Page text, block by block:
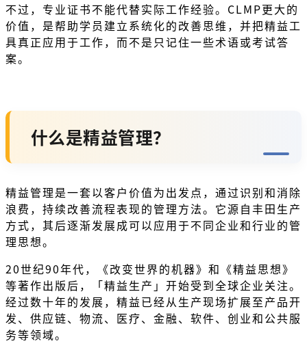
不过，专业证书不能代替实际工作经验。CLMP更大的
价值，是帮助学员建立系统化的改善思维，并把精益工
具真正应用于工作，而不是只记住一些术语或考试答
案。
什么是精益管理？
精益管理是一套以客户价值为出发点，通过识别和消除
浪费，持续改善流程表现的管理方法。它源自丰田生产
方式，其后逐渐发展成可以应用于不同企业和行业的管
理思想。
20世纪90年代，《改变世界的机器》和《精益思想》
等著作出版后，「精益生产」开始受到全球企业关注。
经过数十年的发展，精益已经从生产现场扩展至产品开
发、供应链、物流、医疗、金融、软件、创业和公共服
务等领域。